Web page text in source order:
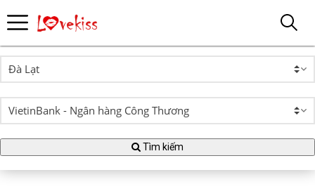
Tìm kiếm